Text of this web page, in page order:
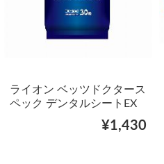
ライオン ベッツドクタース
ペック デンタルシートEX
¥1,430